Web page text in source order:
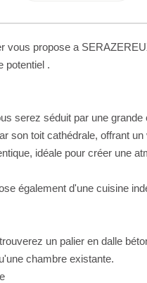
vous propose a
potentiel .
serez séduit par une
son toit cathédrale, offrant
idéale pour créer une
également d'une cuisine
un palier en dalle
chambre existante.